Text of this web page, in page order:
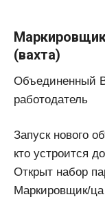
(вахта)
Объединенный
работодатель
Запуск нового
кто устроится
Открыт набор
Маркировщик/